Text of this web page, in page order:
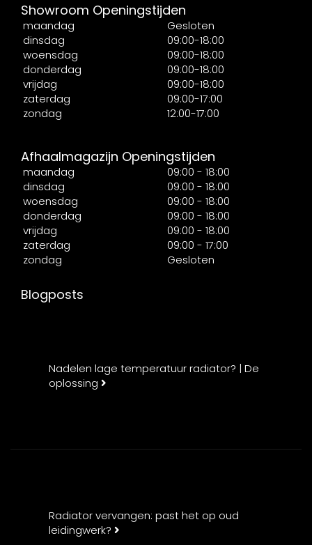
Showroom Openingstijden
maandag
Gesloten
dinsdag
09:00-18:00
woensdag
09:00-18:00
donderdag
09:00-18:00
vrijdag
09:00-18:00
zaterdag
09:00-17:00
zondag
12:00-17:00
Afhaalmagazijn Openingstijden
maandag
09:00 - 18:00
dinsdag
09:00 - 18:00
woensdag
09:00 - 18:00
donderdag
09:00 - 18:00
vrijdag
09:00 - 18:00
zaterdag
09:00 - 17:00
zondag
Gesloten
Blogposts
Nadelen lage temperatuur radiator? | De
oplossing
Radiator vervangen: past het op oud
leidingwerk?